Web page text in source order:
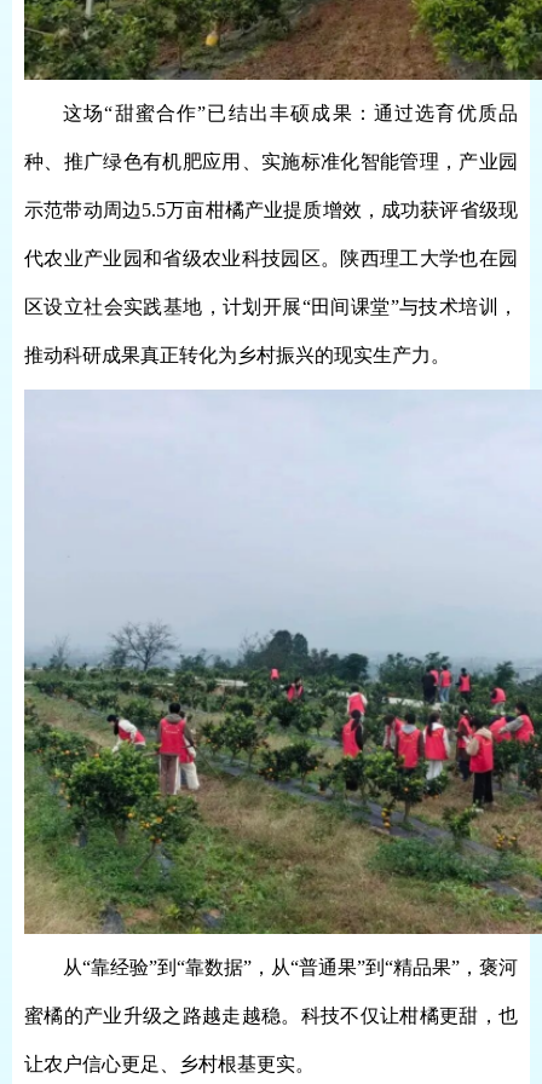
这场“甜蜜合作”已结出丰硕成果：通过选育优质品
种、推广绿色有机肥应用、实施标准化智能管理，产业园
示范带动周边5.5万亩柑橘产业提质增效，成功获评省级现
代农业产业园和省级农业科技园区。陕西理工大学也在园
区设立社会实践基地，计划开展“田间课堂”与技术培训，
推动科研成果真正转化为乡村振兴的现实生产力。
从“靠经验”到“靠数据”，从“普通果”到“精品果”，褒河
蜜橘的产业升级之路越走越稳。科技不仅让柑橘更甜，也
让农户信心更足、乡村根基更实。